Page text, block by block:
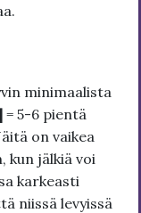
minimaalista
= 5-6 pientä
on vaikea
kun jälkiä voi
karkeasti
niissä levyissä